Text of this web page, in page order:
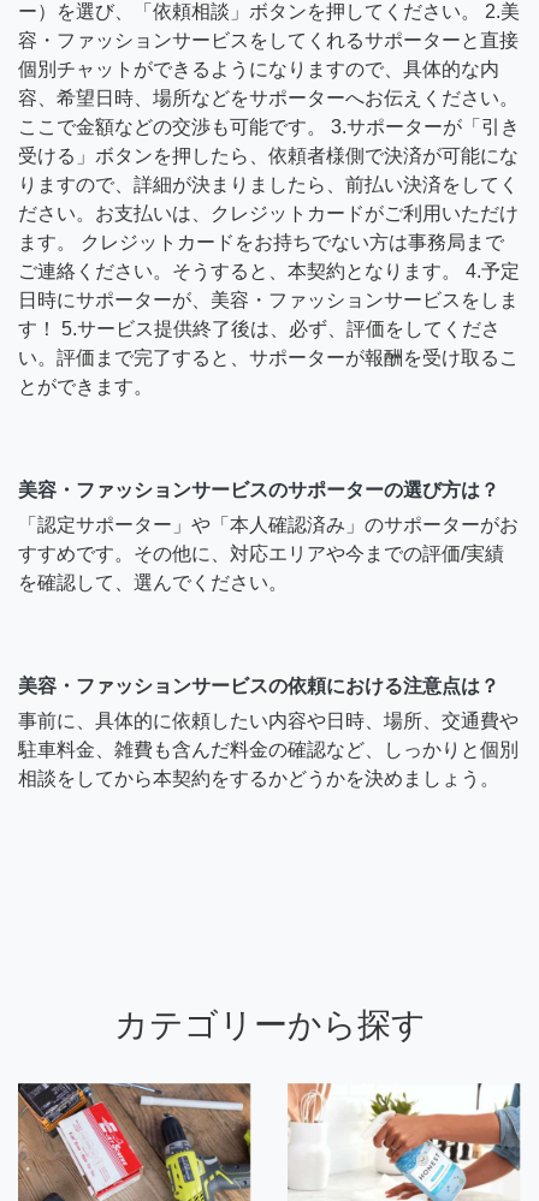
ー）を選び、「依頼相談」ボタンを押してください。 2.美
容・ファッションサービスをしてくれるサポーターと直接
個別チャットができるようになりますので、具体的な内
容、希望日時、場所などをサポーターへお伝えください。
ここで金額などの交渉も可能です。 3.サポーターが「引き
受ける」ボタンを押したら、依頼者様側で決済が可能にな
りますので、詳細が決まりましたら、前払い決済をしてく
ださい。お支払いは、クレジットカードがご利用いただけ
ます。 クレジットカードをお持ちでない方は事務局まで
ご連絡ください。そうすると、本契約となります。 4.予定
日時にサポーターが、美容・ファッションサービスをしま
す！ 5.サービス提供終了後は、必ず、評価をしてくださ
い。評価まで完了すると、サポーターが報酬を受け取るこ
とができます。
美容・ファッションサービスのサポーターの選び方は？
「認定サポーター」や「本人確認済み」のサポーターがお
すすめです。その他に、対応エリアや今までの評価/実績
を確認して、選んでください。
美容・ファッションサービスの依頼における注意点は？
事前に、具体的に依頼したい内容や日時、場所、交通費や
駐車料金、雑費も含んだ料金の確認など、しっかりと個別
相談をしてから本契約をするかどうかを決めましょう。
カテゴリーから探す